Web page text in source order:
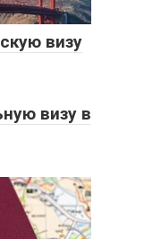
визу
визу в